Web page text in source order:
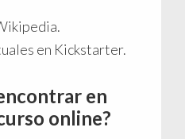
en Kickstarter.
en
online?